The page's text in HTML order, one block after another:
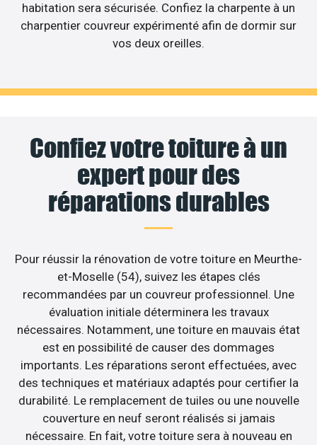
habitation sera sécurisée. Confiez la charpente à un
charpentier couvreur expérimenté afin de dormir sur
vos deux oreilles.
Confiez votre toiture à un
expert pour des
réparations durables
Pour réussir la rénovation de votre toiture en Meurthe-
et-Moselle (54), suivez les étapes clés
recommandées par un couvreur professionnel. Une
évaluation initiale déterminera les travaux
nécessaires. Notamment, une toiture en mauvais état
est en possibilité de causer des dommages
importants. Les réparations seront effectuées, avec
des techniques et matériaux adaptés pour certifier la
durabilité. Le remplacement de tuiles ou une nouvelle
couverture en neuf seront réalisés si jamais
nécessaire. En fait, votre toiture sera à nouveau en